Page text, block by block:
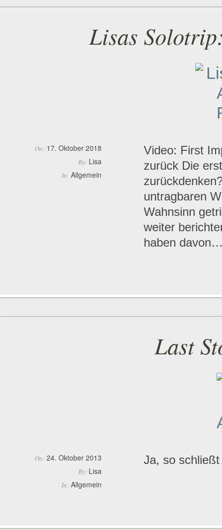
Lisas
On: 17. Oktober 2018
By: Lisa
In: Allgemein
Video: First
zurück Die
untragbaren
Wahnsinn
weiter
haben
Last
On: 24. Oktober 2013
By: Lisa
In: Allgemein
Ja, so